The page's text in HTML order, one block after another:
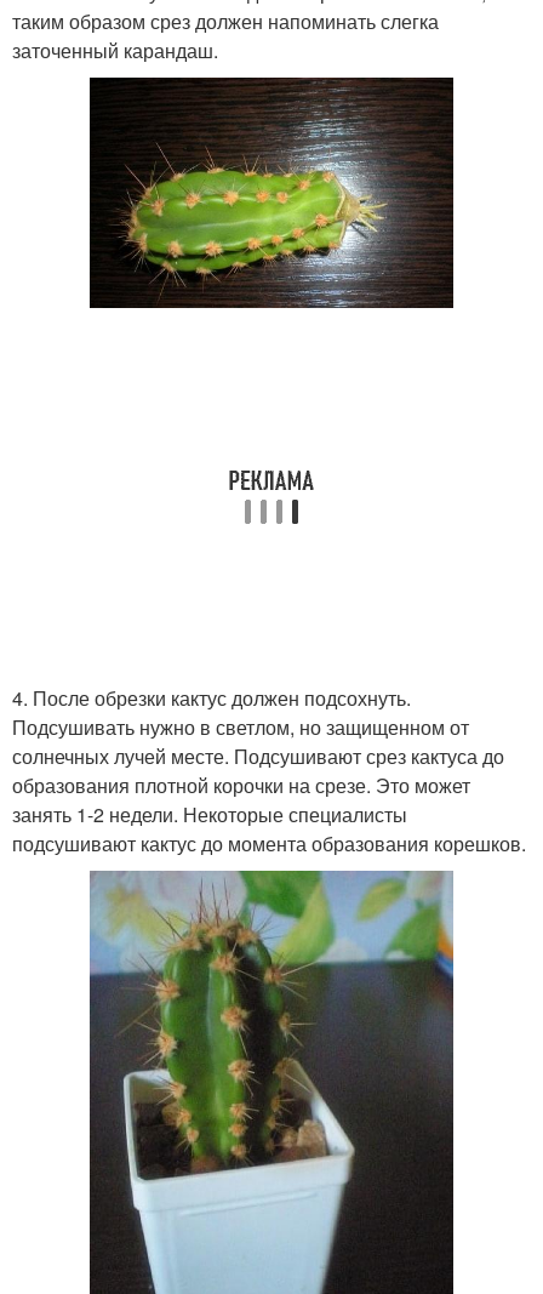
таким образом срез должен напоминать слегка
заточенный карандаш.
4. После обрезки кактус должен подсохнуть.
Подсушивать нужно в светлом, но защищенном от
солнечных лучей месте. Подсушивают срез кактуса до
образования плотной корочки на срезе. Это может
занять 1-2 недели. Некоторые специалисты
подсушивают кактус до момента образования корешков.